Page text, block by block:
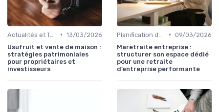
Actualités et Tendances Financières • 13/03/2026
Usufruit et vente de maison :
stratégies patrimoniales
pour propriétaires et
investisseurs
• 09/03/2026
Maretraite entreprise :
structurer son espace dédié
pour une retraite
d’entreprise performante